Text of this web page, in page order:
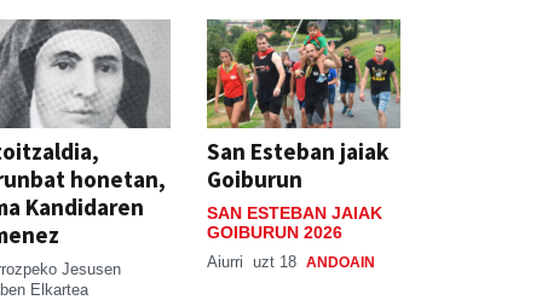
honetan,
Kandidaren
Jesusen
Elkartea
San Esteban jaiak
Goiburun
SAN ESTEBAN JAIAK
GOIBURUN 2026
Aiurri uzt 18 ANDOAIN